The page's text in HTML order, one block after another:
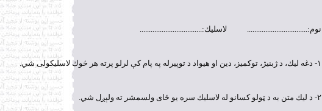
نوم:................................. لاسليك:..................................
۱- دغه ليك، د ژبنيژ، توكميز، دين او هيواد د توپيرله په پام كې لرلو پرته هر څوك لاسليكولى شي.
۲- د ليك متن به د ټولو كسانو له لاسليك سره يو ځاى ولسمشر ته ولېږل شي.